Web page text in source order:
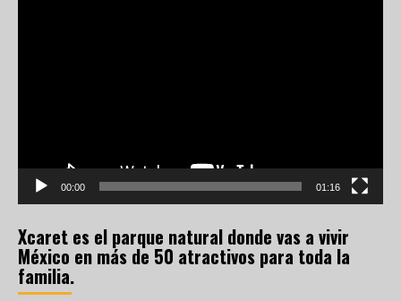
00:00 01:16
Xcaret es el parque natural donde vas a vivir
México en más de 50 atractivos para toda la
familia.